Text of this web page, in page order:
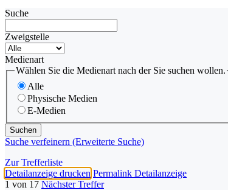
Suche
Zweigstelle
Medienart
Wählen Sie die Medienart nach der Sie suchen wollen.
Alle
Physische Medien
E-Medien
Suche verfeinern (Erweiterte Suche)
Zur Trefferliste
Detailanzeige drucken Permalink Detailanzeige
1 von 17 Nächster Treffer